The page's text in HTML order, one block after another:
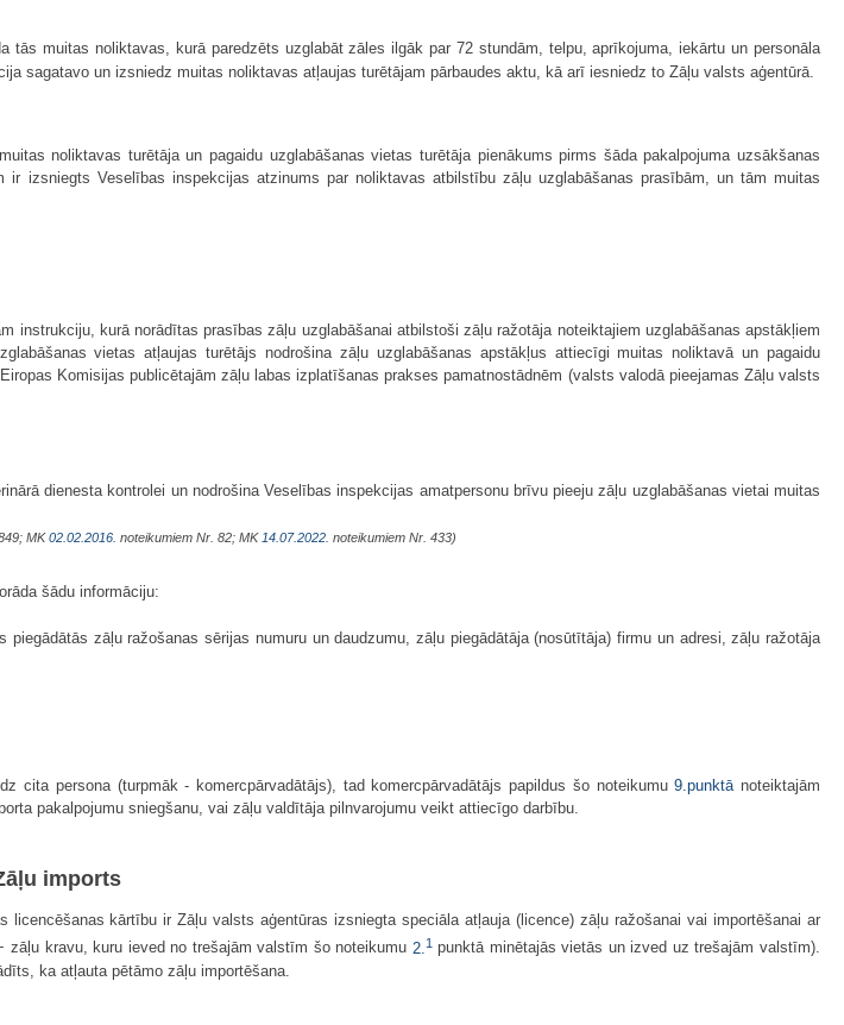
muitas noliktavas, kurā paredzēts uzglabāt zāles ilgāk par 72 stundām, telpu, aprīkojuma, iekārtu un personāla
sagatavo un izsniedz muitas noliktavas atļaujas turētājam pārbaudes aktu, kā arī iesniedz to Zāļu valsts aģentūrā.
noliktavas turētāja un pagaidu uzglabāšanas vietas turētāja pienākums pirms šāda pakalpojuma uzsākšanas
izsniegts Veselības inspekcijas atzinums par noliktavas atbilstību zāļu uzglabāšanas prasībām, un tām muitas
instrukciju, kurā norādītas prasības zāļu uzglabāšanai atbilstoši zāļu ražotāja noteiktajiem uzglabāšanas apstākļiem
vietas atļaujas turētājs nodrošina zāļu uzglabāšanas apstākļus attiecīgi muitas noliktavā un pagaidu
Komisijas publicētajām zāļu labas izplatīšanas prakses pamatnostādnēm (valsts valodā pieejamas Zāļu valsts
dienesta kontrolei un nodrošina Veselības inspekcijas amatpersonu brīvu pieeju zāļu uzglabāšanas vietai muitas
MK02.02.2016. noteikumiem Nr. 82; MK 14.07.2022. noteikumiem Nr. 433)
šādu informāciju:
zāļu ražošanas sērijas numuru un daudzumu, zāļu piegādātāja (nosūtītāja) firmu un adresi, zāļu ražotāja
cita persona (turpmāk - komercpārvadātājs), tad komercpārvadātājs papildus šo noteikumu9.punktā noteiktajām
pakalpojumu sniegšanu, vai zāļu valdītāja pilnvarojumu veikt attiecīgo darbību.
imports
kārtību ir Zāļu valsts aģentūras izsniegta speciāla atļauja (licence) zāļu ražošanai vai importēšanai ar
kravu, kuru ieved no trešajām valstīm šo noteikumu 2. 1punktā minētajās vietās un izved uz trešajām valstīm).
ka atļauta pētāmo zāļu importēšana.